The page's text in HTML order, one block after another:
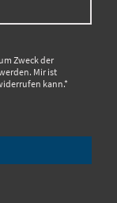
Zweck der
Mir ist
kann.*